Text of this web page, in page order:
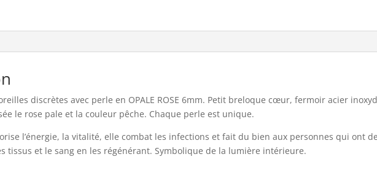
discrètes avec perle en OPALE ROSE 6mm. Petit breloque cœur, fermoir acier
le rose pale et la couleur pêche. Chaque perle est unique.
l’énergie, la vitalité, elle combat les infections et fait du bien aux personnes qui ont
tissus et le sang en les régénérant. Symbolique de la lumière intérieure.